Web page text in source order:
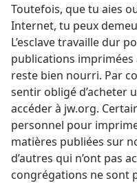
Toutefois, que tu aies
Internet, tu peux
L’esclave travaille dur
publications
reste bien nourri. Par
sentir obligé d’acheter
accéder à jw.org.
personnel pour
matières publiées sur
d’autres qui n’ont pas
congrégations ne sont